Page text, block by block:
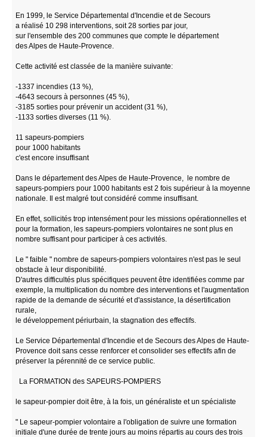
En 1999, le Service Départemental d'Incendie et de Secours
a réalisé 10 298 interventions, soit 28 sorties par jour,
sur l'ensemble des 200 communes que compte le département
des Alpes de Haute-Provence.
Cette activité est classée de la manière suivante:
-1337 incendies (13 %),
-4643 secours à personnes (45 %),
-3185 sorties pour prévenir un accident (31 %),
-1133 sorties diverses (11 %).
11 sapeurs-pompiers
pour 1000 habitants
c'est encore insuffisant
Dans le département des Alpes de Haute-Provence, le nombre de
sapeurs-pompiers pour 1000 habitants est 2 fois supérieur à la moyenne
nationale. Il est malgré tout considéré comme insuffisant.
En effet, sollicités trop intensément pour les missions opérationnelles et
pour la formation, les sapeurs-pompiers volontaires ne sont plus en
nombre suffisant pour participer à ces activités.
Le " faible " nombre de sapeurs-pompiers volontaires n'est pas le seul
obstacle à leur disponibilité.
D'autres difficultés plus spécifiques peuvent être identifiées comme par
exemple, la multiplication du nombre des interventions et l'augmentation
rapide de la demande de sécurité et d'assistance, la désertification
rurale,
le développement périurbain, la stagnation des effectifs.
Le Service Départemental d'Incendie et de Secours des Alpes de Haute-
Provence doit sans cesse renforcer et consolider ses effectifs afin de
préserver la pérennité de ce service public.
La FORMATION des SAPEURS-POMPIERS
le sapeur-pompier doit être, à la fois, un généraliste et un spécialiste
" Le sapeur-pompier volontaire a l'obligation de suivre une formation
initiale d'une durée de trente jours au moins répartis au cours des trois